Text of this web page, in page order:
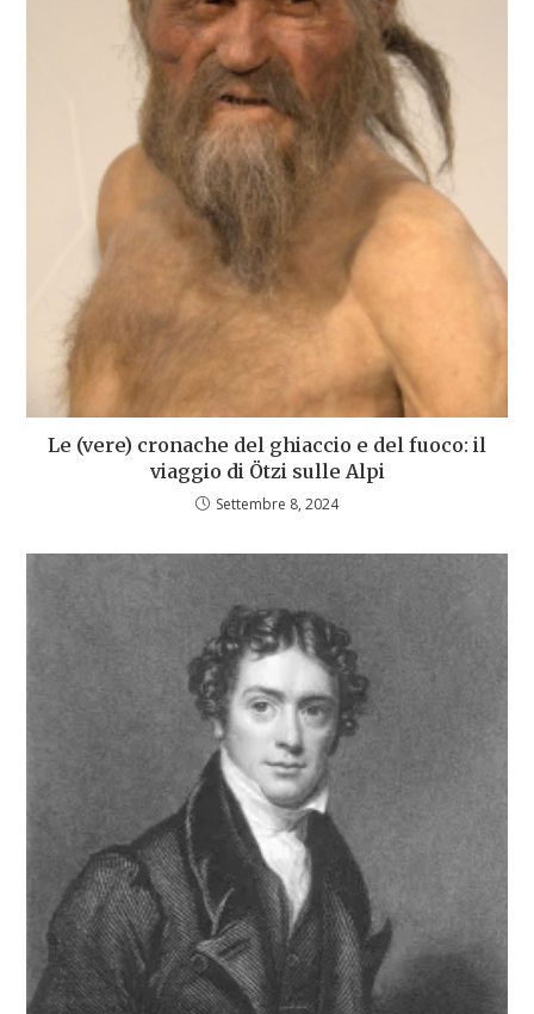
Le (vere) cronache del ghiaccio e del fuoco: il
viaggio di Ötzi sulle Alpi
Settembre 8, 2024